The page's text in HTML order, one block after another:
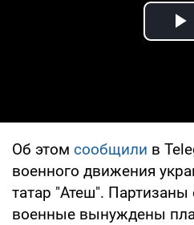
Об этом сообщили в
военного движения
татар "Атеш". Партизаны
военные вынуждены